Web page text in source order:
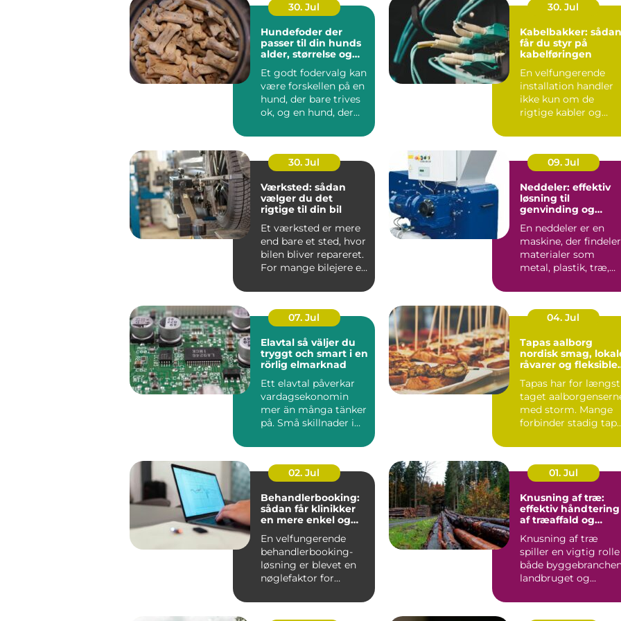
30. Jul
Hundefoder der
passer til din hunds
alder, størrelse og
Et godt fodervalg kan
være forskellen på en
hund, der bare trives
ok, og en hund, der
30. Jul
Kabelbakker: sådan
får du styr på
kabelføringen
En velfungerende
installation handler
ikke kun om de
rigtige kabler og
gennemført kab...
30. Jul
Værksted: sådan
vælger du det
rigtige til din bil
Et værksted er mere
end bare et sted, hvor
bilen bliver repareret.
For mange bilejere er
09. Jul
Neddeler: effektiv
løsning til
genvinding og
En neddeler er en
maskine, der findeler
materialer som
metal, plastik, træ,
07. Jul
Elavtal så väljer du
tryggt och smart i en
rörlig elmarknad
Ett elavtal påverkar
vardagsekonomin
mer än många tänker
på. Små skillnader i
04. Jul
Tapas aalborg
nordisk smag,
råvarer og fleksible
Tapas har for længst
taget
med storm. Mange
forbinder stadig
02. Jul
Behandlerbooking:
sådan får klinikker
en mere enkel og
En velfungerende
behandlerbooking-
løsning er blevet en
nøglefaktor for
og beha...
01. Jul
Knusning af træ:
effektiv håndtering
af træaffald og
Knusning af træ
spiller en vigtig
både
landbruget og